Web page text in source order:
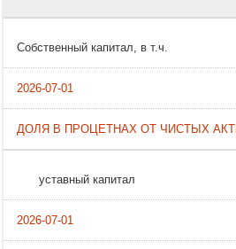
Собственный капитал, в т.ч.
уставный капитал